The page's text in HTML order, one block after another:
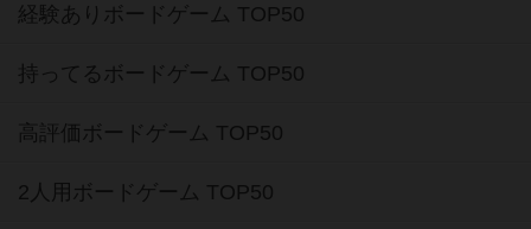
経験ありボードゲーム TOP50
持ってるボードゲーム TOP50
高評価ボードゲーム TOP50
2人用ボードゲーム TOP50